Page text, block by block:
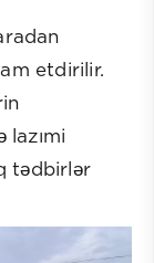
etdirilir.
lazımi
tədbirlər